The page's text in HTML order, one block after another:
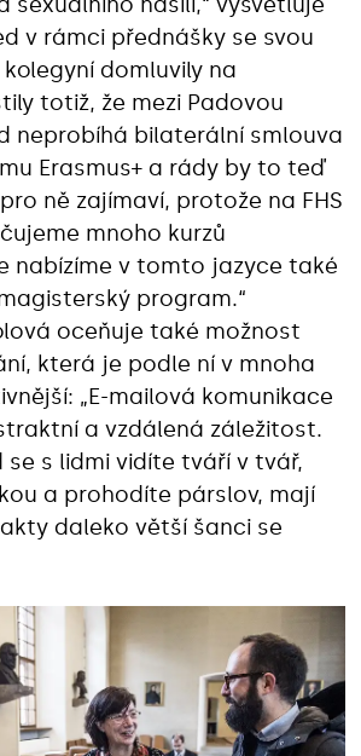
v rámci přednášky se svou
domluvily na
totiž, že mezi Padovou
neprobíhá bilaterální smlouva
Erasmus+ a rády by to teď
ně zajímaví, protože na FHS
mnoho kurzů
nabízíme v tomto jazyce také
program.“
oceňuje také možnost
která je podle ní v mnoha
„E-mailová komunikace
a vzdálená záležitost.
s lidmi vidíte tváří v tvář,
a prohodíte párslov, mají
daleko větší šanci se